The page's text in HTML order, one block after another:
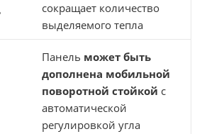
сокращает количество
выделяемого тепла
Панель может быть
дополнена мобильной
поворотной стойкой с
автоматической
регулировкой угла